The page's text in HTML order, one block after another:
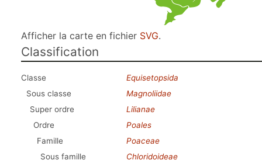
Afficher la carte en fichier SVG.
Classification
Classe
Equisetopsida
Sous classe
Magnoliidae
Super ordre
Lilianae
Ordre
Poales
Famille
Poaceae
Sous famille
Chloridoideae